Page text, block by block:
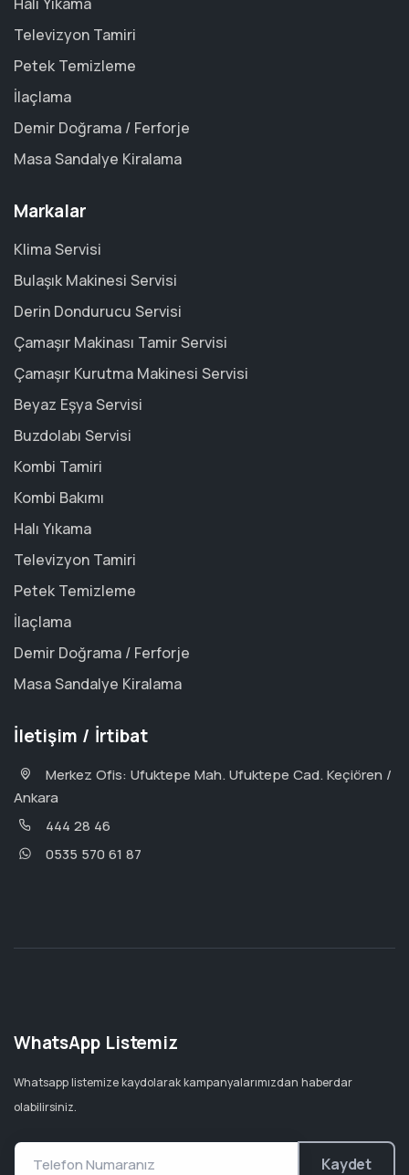
Televizyon Tamiri
Petek Temizleme
İlaçlama
Demir Doğrama / Ferforje
Masa Sandalye Kiralama
Markalar
Klima Servisi
Bulaşık Makinesi Servisi
Derin Dondurucu Servisi
Çamaşır Makinası Tamir Servisi
Çamaşır Kurutma Makinesi Servisi
Beyaz Eşya Servisi
Buzdolabı Servisi
Kombi Tamiri
Kombi Bakımı
Halı Yıkama
Televizyon Tamiri
Petek Temizleme
İlaçlama
Demir Doğrama / Ferforje
Masa Sandalye Kiralama
İletişim / İrtibat
Merkez Ofis: Ufuktepe Mah. Ufuktepe Cad. Keçiören /
Ankara
444 28 46
0535 570 61 87
WhatsApp Listemiz
Whatsapp listemize kaydolarak kampanyalarımızdan haberdar
olabilirsiniz.
Kaydet